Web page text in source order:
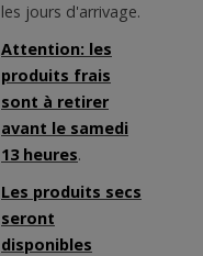
les jours d'arrivage.
Attention: les
produits frais
sont à retirer
avant le samedi
13 heures.
Les produits secs
seront
disponibles